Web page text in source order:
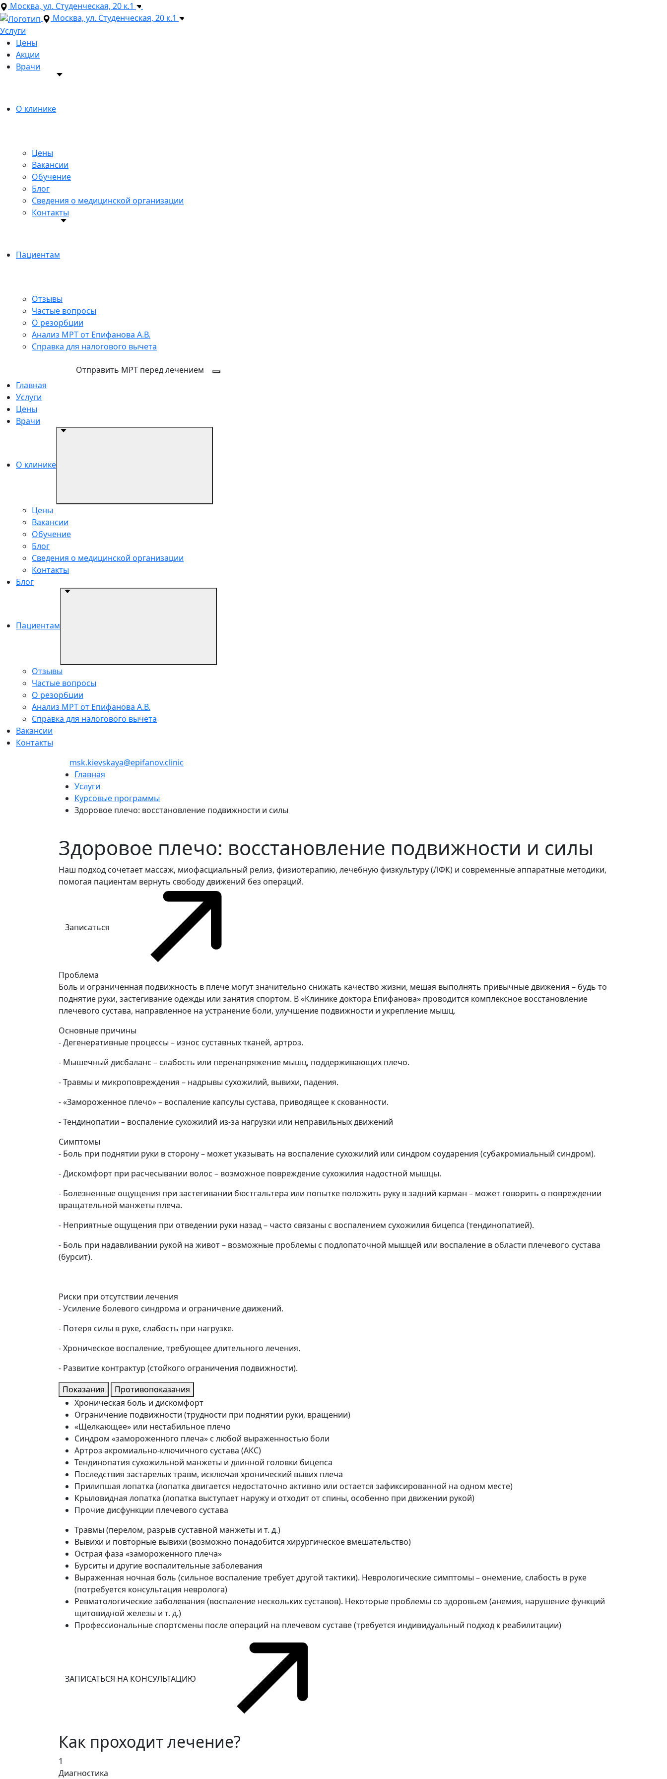
Москва, ул. Студенческая, 20 к.1
Москва, ул. Студенческая, 20 к.1
Услуги
Цены
Акции
Врачи
О клинике
Цены
Вакансии
Обучение
Блог
Сведения о медицинской организации
Контакты
Пациентам
Отзывы
Частые вопросы
О резорбции
Анализ МРТ от Епифанова А.В.
Справка для налогового вычета
Отправить МРТ перед лечением
Главная
Услуги
Цены
Врачи
О клинике
Цены
Вакансии
Обучение
Блог
Сведения о медицинской организации
Контакты
Блог
Пациентам
Отзывы
Частые вопросы
О резорбции
Анализ МРТ от Епифанова А.В.
Справка для налогового вычета
Вакансии
Контакты
msk.kievskaya@epifanov.clinic
Главная
Услуги
Курсовые программы
Здоровое плечо: восстановление подвижности и силы
Здоровое плечо: восстановление подвижности и силы
Наш подход сочетает массаж, миофасциальный релиз, физиотерапию, лечебную физкультуру (ЛФК) и современные аппаратные методики,
помогая пациентам вернуть свободу движений без операций.
Записаться
Проблема
Боль и ограниченная подвижность в плече могут значительно снижать качество жизни, мешая выполнять привычные движения – будь то
поднятие руки, застегивание одежды или занятия спортом. В «Клинике доктора Епифанова» проводится комплексное восстановление
плечевого сустава, направленное на устранение боли, улучшение подвижности и укрепление мышц.
Основные причины
- Дегенеративные процессы – износ суставных тканей, артроз.
- Мышечный дисбаланс – слабость или перенапряжение мышц, поддерживающих плечо.
- Травмы и микроповреждения – надрывы сухожилий, вывихи, падения.
- «Замороженное плечо» – воспаление капсулы сустава, приводящее к скованности.
- Тендинопатии – воспаление сухожилий из-за нагрузки или неправильных движений
Симптомы
- Боль при поднятии руки в сторону – может указывать на воспаление сухожилий или синдром соударения (субакромиальный синдром).
- Дискомфорт при расчесывании волос – возможное повреждение сухожилия надостной мышцы.
- Болезненные ощущения при застегивании бюстгальтера или попытке положить руку в задний карман – может говорить о повреждении
вращательной манжеты плеча.
- Неприятные ощущения при отведении руки назад – часто связаны с воспалением сухожилия бицепса (тендинопатией).
- Боль при надавливании рукой на живот – возможные проблемы с подлопаточной мышцей или воспаление в области плечевого сустава
(бурсит).
Риски при отсутствии лечения
- Усиление болевого синдрома и ограничение движений.
- Потеря силы в руке, слабость при нагрузке.
- Хроническое воспаление, требующее длительного лечения.
- Развитие контрактур (стойкого ограничения подвижности).
Показания
Противопоказания
Хроническая боль и дискомфорт
Ограничение подвижности (трудности при поднятии руки, вращении)
«Щелкающее» или нестабильное плечо
Синдром «замороженного плеча» с любой выраженностью боли
Артроз акромиально-ключичного сустава (АКС)
Тендинопатия сухожильной манжеты и длинной головки бицепса
Последствия застарелых травм, исключая хронический вывих плеча
Прилипшая лопатка (лопатка двигается недостаточно активно или остается зафиксированной на одном месте)
Крыловидная лопатка (лопатка выступает наружу и отходит от спины, особенно при движении рукой)
Прочие дисфункции плечевого сустава
Травмы (перелом, разрыв суставной манжеты и т. д.)
Вывихи и повторные вывихи (возможно понадобится хирургическое вмешательство)
Острая фаза «замороженного плеча»
Бурситы и другие воспалительные заболевания
Выраженная ночная боль (сильное воспаление требует другой тактики). Неврологические симптомы – онемение, слабость в руке
(потребуется консультация невролога)
Ревматологические заболевания (воспаление нескольких суставов). Некоторые проблемы со здоровьем (анемия, нарушение функций
щитовидной железы и т. д.)
Профессиональные спортсмены после операций на плечевом суставе (требуется индивидуальный подход к реабилитации)
ЗАПИСАТЬСЯ НА КОНСУЛЬТАЦИЮ
Как проходит лечение?
1
Диагностика